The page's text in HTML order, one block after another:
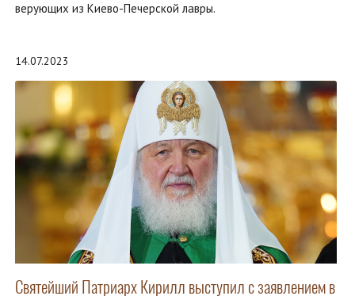
верующих из Киево-Печерской лавры.
14.07.2023
Святейший Патриарх Кирилл выступил с заявлением в